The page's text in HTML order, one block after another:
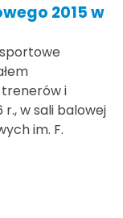
2015 w
i
r., w sali balowej
im. F.